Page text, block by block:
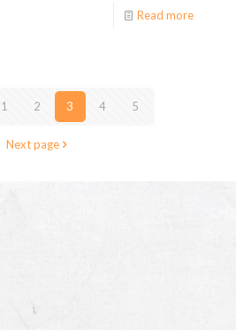
Read more
1 2 3 4 5
Next page